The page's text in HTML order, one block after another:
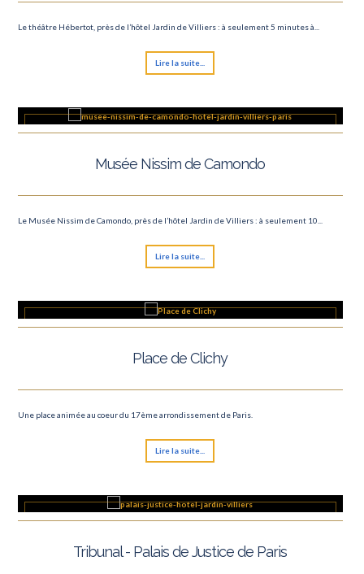
Le théâtre Hébertot, près de l’hôtel Jardin de Villiers : à seulement 5 minutes à...
Lire la suite...
Musée Nissim de Camondo
Le Musée Nissim de Camondo, près de l’hôtel Jardin de Villiers : à seulement 10...
Lire la suite...
Place de Clichy
Une place animée au coeur du 17ème arrondissement de Paris.
Lire la suite...
Tribunal - Palais de Justice de Paris